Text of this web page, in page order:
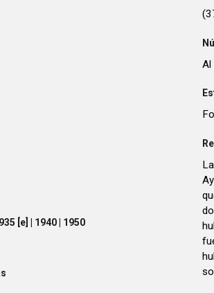
[e] | 1940 | 1950
Al